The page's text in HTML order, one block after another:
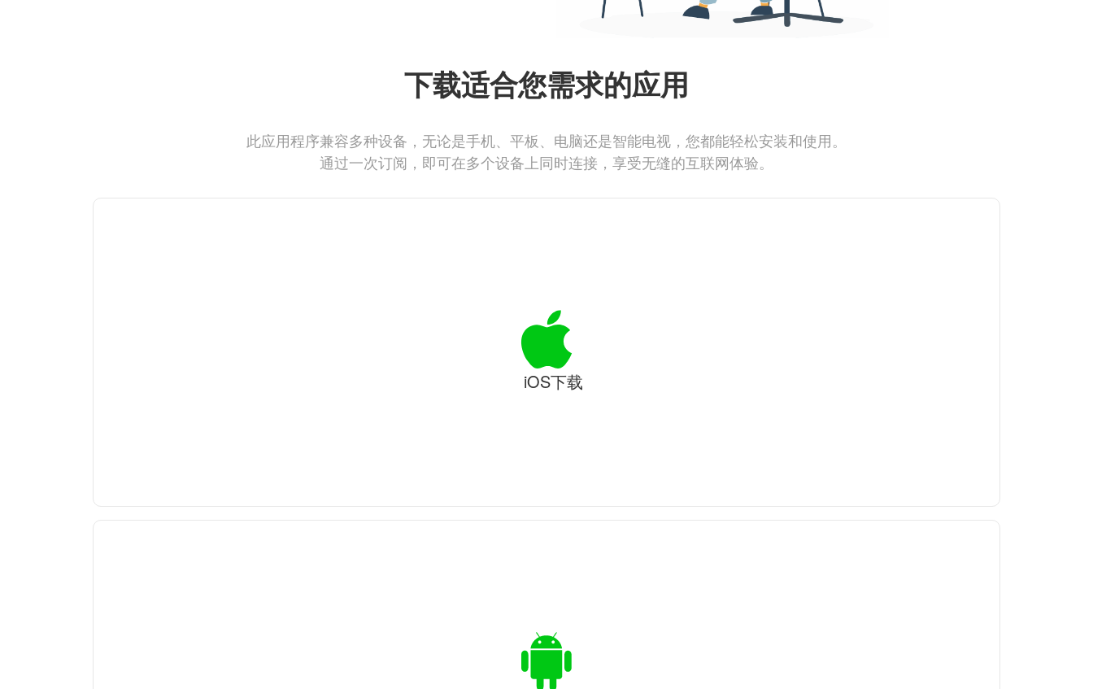
下载适合您需求的应用
此应用程序兼容多种设备，无论是手机、平板、电脑还是智能电视，您都能轻松安装和使用。
通过一次订阅，即可在多个设备上同时连接，享受无缝的互联网体验。
iOS下载